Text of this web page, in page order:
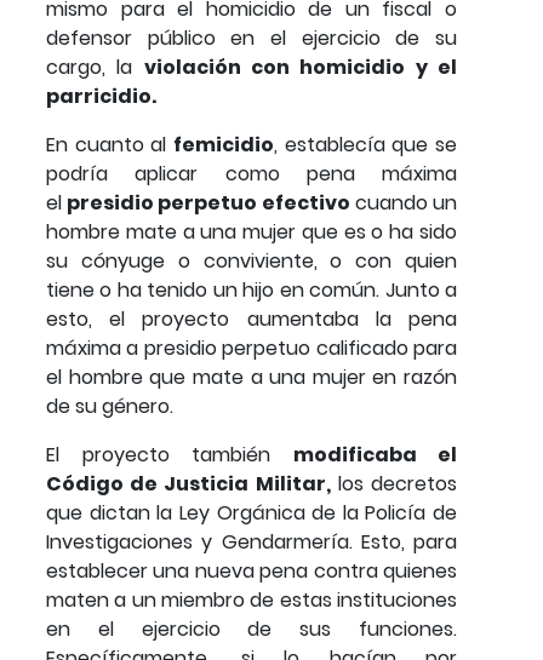
mismo para el homicidio de un fiscal o
defensor público en el ejercicio de su
cargo, la violación con homicidio y el
parricidio.
En cuanto al femicidio, establecía que se
podría aplicar como pena máxima
el presidio perpetuo efectivo cuando un
hombre mate a una mujer que es o ha sido
su cónyuge o conviviente, o con quien
tiene o ha tenido un hijo en común. Junto a
esto, el proyecto aumentaba la pena
máxima a presidio perpetuo calificado para
el hombre que mate a una mujer en razón
de su género.
El proyecto también modificaba el
Código de Justicia Militar,los decretos
que dictan la Ley Orgánica de la Policía de
Investigaciones y Gendarmería. Esto, para
establecer una nueva pena contra quienes
maten a un miembro de estas instituciones
en el ejercicio de sus funciones.